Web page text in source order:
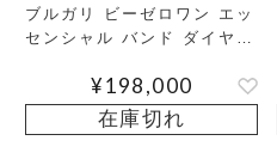
ブルガリ ビーゼロワン エッ
センシャル バンド ダイヤモ
¥198,000
在庫切れ